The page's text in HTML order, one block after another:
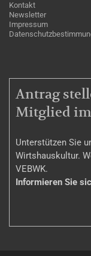
Kontakt
Newsletter
Impressum
Antrag
Mitglied im
Unterstützen Sie
Wirtshauskultur.
VEBWK.
Informieren Sie